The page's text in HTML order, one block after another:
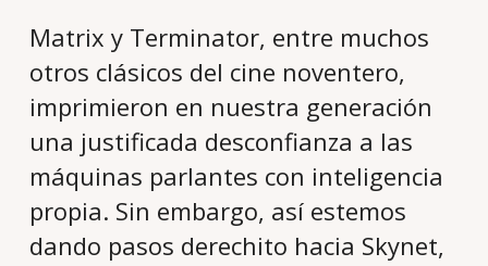
Matrix y Terminator, entre muchos
otros clásicos del cine noventero,
imprimieron en nuestra generación
una justificada desconfianza a las
máquinas parlantes con inteligencia
propia. Sin embargo, así estemos
dando pasos derechito hacia Skynet,